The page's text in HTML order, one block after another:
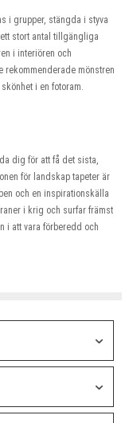
i grupper, stängda i styva
stort antal tillgängliga
i interiören och
rekommenderade mönstren
i en fotoram.
dig för att få det sista,
för landskap tapeter är
och en inspirationskälla
i krig och surfar främst
i att vara förberedd och